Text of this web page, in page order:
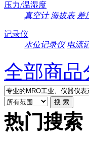
压力/温湿度
真空计 海拔表 差
记录仪
水位记录仪 电流
全部商品
热门搜索